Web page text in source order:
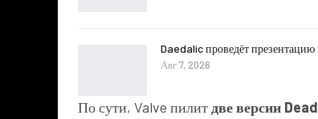
Daedalic проведёт презентацию
Авг 7, 2026
По сути, Valve пилит две версии